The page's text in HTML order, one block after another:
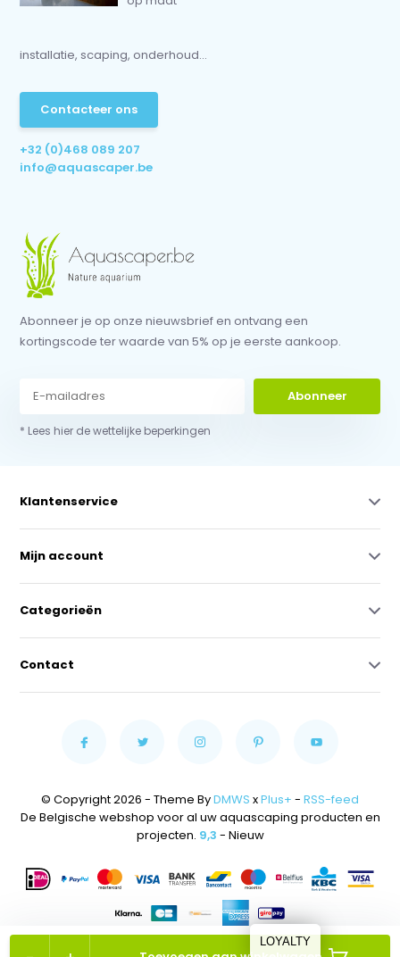
installatie, scaping, onderhoud...
Contacteer ons
+32 (0)468 089 207
info@aquascaper.be
Abonneer je op onze nieuwsbrief en ontvang een
kortingscode ter waarde van 5% op je eerste aankoop.
Abonneer
* Lees hier de wettelijke beperkingen
Klantenservice
Mijn account
Categorieën
Contact
© Copyright 2026 - Theme ByDMWS xPlus+ - RSS-feed
De Belgische webshop voor al uw aquascaping producten en
projecten. 9,3 - Nieuw
LOYALTY